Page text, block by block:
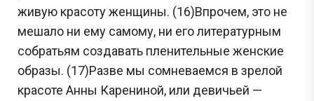
живую красоту женщины. (16)Впрочем, это не
мешало ни ему самому, ни его литературным
собратьям создавать пленительные женские
образы. (17)Разве мы сомневаемся в зрелой
красоте Анны Карениной, или девичьей —